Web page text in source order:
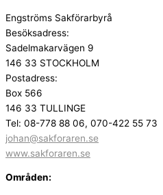
Engströms Sakförarbyrå
Besöksadress:
Sadelmakarvägen 9
146 33 STOCKHOLM
Postadress:
Box 566
146 33 TULLINGE
Tel: 08-778 88 06, 070-422 55 73
johan@sakforaren.se
www.sakforaren.se
Områden: